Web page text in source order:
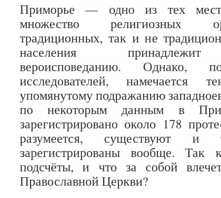
Приморье — одно из тех мест,
множество религиозных
традиционных, так и не
населения принадлежит
вероисповеданию.
исследователей, намечается
упомянутому подражанию
по некоторым данным в
зарегистрировано около 178
разумеется, существуют
зарегистрированы вообще.
подсчёты, и что за собой
Православной Церкви?